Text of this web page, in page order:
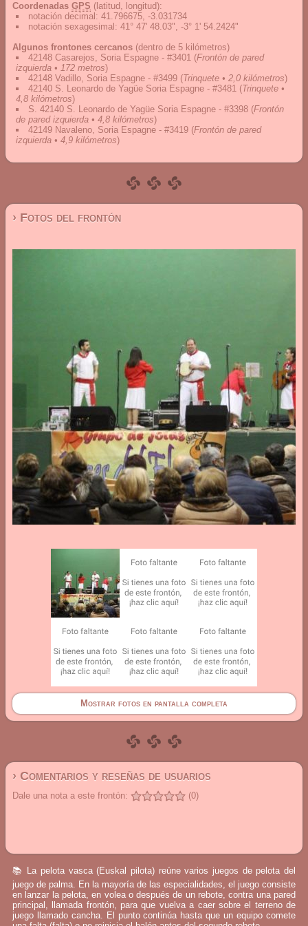
Coordenadas GPS (latitud, longitud):
notación decimal : 41.796675, -3.031734
notación sexagesimal : 41° 47' 48.03", -3° 1' 54.2424"
Algunos frontones cercanos (dentro de 5 kilómetros)
42148 Casarejos, Soria Espagne - #3401 (Frontón de pared
izquierda • 172 metros)
42148 Vadillo, Soria Espagne - #3499 (Trinquete • 2,0 kilómetros)
42140 S. Leonardo de Yagüe Soria Espagne - #3481 (Trinquete •
4,8 kilómetros)
S. 42140 S. Leonardo de Yagüe Soria Espagne - #3398 (Frontón
de pared izquierda • 4,8 kilómetros)
42149 Navaleno, Soria Espagne - #3419 (Frontón de pared
izquierda • 4,9 kilómetros)
› Fotos del frontón
Mostrar fotos en pantalla completa
› Comentarios y reseñas de usuarios
Dale una nota a este frontón: (0)
📚 La pelota vasca (Euskal pilota) reúne varios juegos de pelota del
juego de palma. En la mayoría de las especialidades, el juego consiste
en lanzar la pelota, en volea o después de un rebote, contra una pared
principal, llamada frontón, para que vuelva a caer sobre el terreno de
juego llamado cancha. El punto continúa hasta que un equipo comete